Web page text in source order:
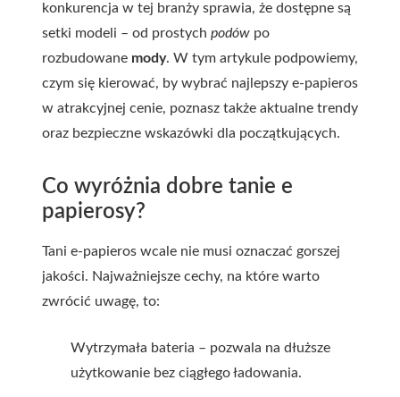
konkurencja w tej branży sprawia, że dostępne są
setki modeli – od prostych podów po
rozbudowane mody. W tym artykule podpowiemy,
czym się kierować, by wybrać najlepszy e-papieros
w atrakcyjnej cenie, poznasz także aktualne trendy
oraz bezpieczne wskazówki dla początkujących.
Co wyróżnia dobre tanie e
papierosy?
Tani e-papieros wcale nie musi oznaczać gorszej
jakości. Najważniejsze cechy, na które warto
zwrócić uwagę, to:
Wytrzymała bateria – pozwala na dłuższe
użytkowanie bez ciągłego ładowania.